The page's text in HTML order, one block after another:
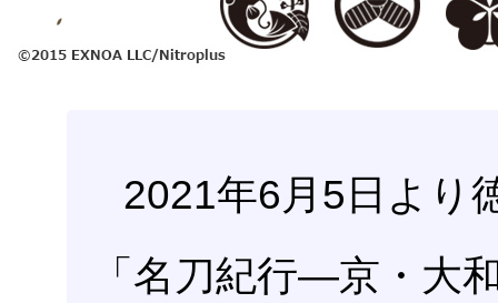
2021年6月5日より
「名刀紀行―京・大